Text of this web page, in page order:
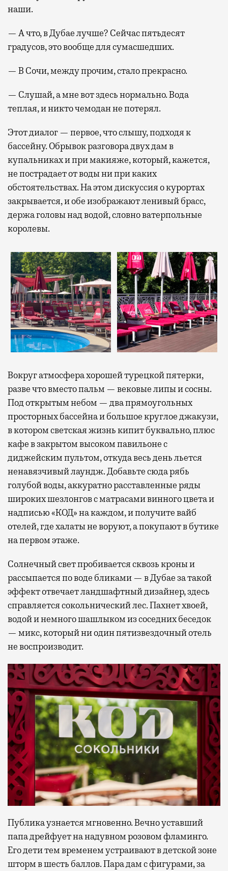
наши.
— А что, в Дубае лучше? Сейчас пятьдесят
градусов, это вообще для сумасшедших.
— В Сочи, между прочим, стало прекрасно.
— Слушай, а мне вот здесь нормально. Вода
теплая, и никто чемодан не потерял.
Этот диалог — первое, что слышу, подходя к
бассейну. Обрывок разговора двух дам в
купальниках и при макияже, который, кажется,
не пострадает от воды ни при каких
обстоятельствах. На этом дискуссия о курортах
закрывается, и обе изображают ленивый брасс,
держа головы над водой, словно ватерпольные
королевы.
Вокруг атмосфера хорошей турецкой пятерки,
разве что вместо пальм — вековые липы и сосны.
Под открытым небом — два прямоугольных
просторных бассейна и большое круглое джакузи,
в котором светская жизнь кипит буквально, плюс
кафе в закрытом высоком павильоне с
диджейским пультом, откуда весь день льется
ненавязчивый лаундж. Добавьте сюда рябь
голубой воды, аккуратно расставленные ряды
широких шезлонгов с матрасами винного цвета и
надписью «КОД» на каждом, и получите вайб
отелей, где халаты не воруют, а покупают в бутике
на первом этаже.
Солнечный свет пробивается сквозь кроны и
рассыпается по воде бликами — в Дубае за такой
эффект отвечает ландшафтный дизайнер, здесь
справляется сокольнический лес. Пахнет хвоей,
водой и немного шашлыком из соседних беседок
— микс, который ни один пятизвездочный отель
не воспроизводит.
Публика узнается мгновенно. Вечно уставший
папа дрейфует на надувном розовом фламинго.
Его дети тем временем устраивают в детской зоне
шторм в шесть баллов. Пара дам с фигурами, за